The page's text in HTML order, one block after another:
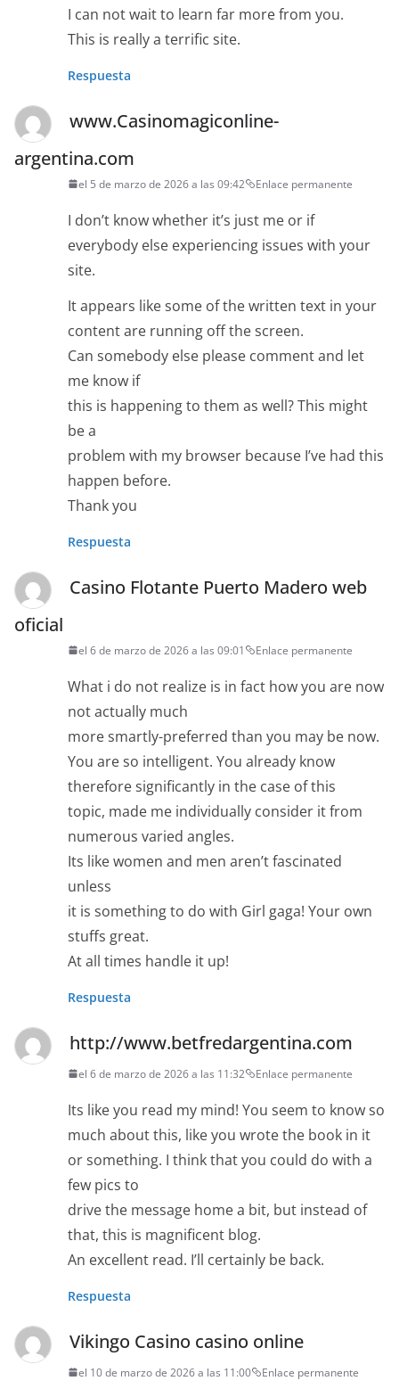
I can not wait to learn far more from you.
This is really a terrific site.
Respuesta
www.Casinomagiconline-
argentina.com
el 5 de marzo de 2026 a las 09:42 Enlace permanente
I don’t know whether it’s just me or if
everybody else experiencing issues with your
site.
It appears like some of the written text in your
content are running off the screen.
Can somebody else please comment and let
me know if
this is happening to them as well? This might
be a
problem with my browser because I’ve had this
happen before.
Thank you
Respuesta
Casino Flotante Puerto Madero web
oficial
el 6 de marzo de 2026 a las 09:01 Enlace permanente
What i do not realize is in fact how you are now
not actually much
more smartly-preferred than you may be now.
You are so intelligent. You already know
therefore significantly in the case of this
topic, made me individually consider it from
numerous varied angles.
Its like women and men aren’t fascinated
unless
it is something to do with Girl gaga! Your own
stuffs great.
At all times handle it up!
Respuesta
http://www.betfredargentina.com
el 6 de marzo de 2026 a las 11:32 Enlace permanente
Its like you read my mind! You seem to know so
much about this, like you wrote the book in it
or something. I think that you could do with a
few pics to
drive the message home a bit, but instead of
that, this is magnificent blog.
An excellent read. I’ll certainly be back.
Respuesta
Vikingo Casino casino online
el 10 de marzo de 2026 a las 11:00 Enlace permanente